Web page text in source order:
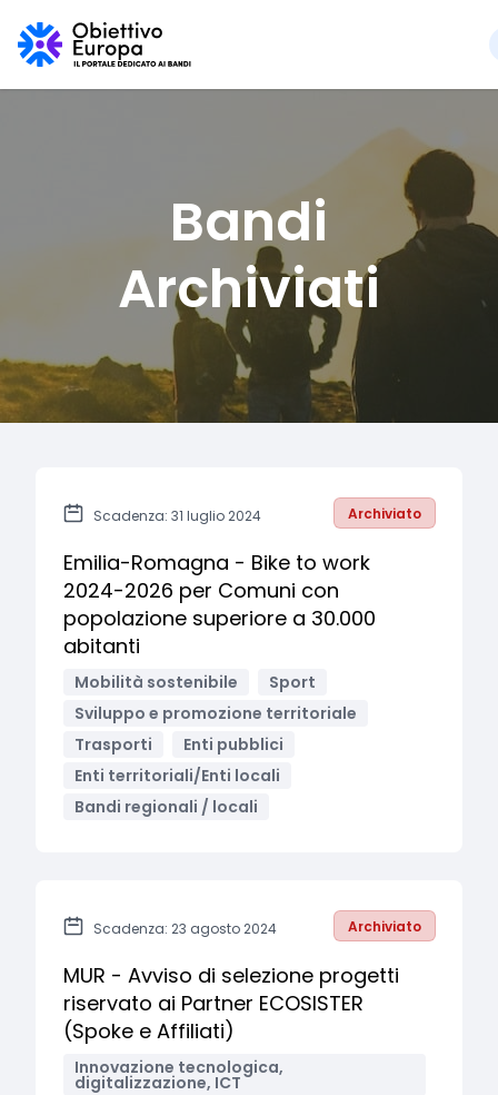
Bandi
Archiviati
Scadenza: 31 luglio 2024 Archiviato
Emilia-Romagna - Bike to work
2024-2026 per Comuni con
popolazione superiore a 30.000
abitanti
Mobilità sostenibile
Sport
Sviluppo e promozione territoriale
Trasporti
Enti pubblici
Enti territoriali/Enti locali
Bandi regionali / locali
Scadenza: 23 agosto 2024 Archiviato
MUR - Avviso di selezione progetti
riservato ai Partner ECOSISTER
(Spoke e Affiliati)
Innovazione tecnologica,
digitalizzazione, ICT